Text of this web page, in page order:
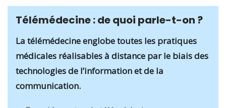
Télémédecine : de quoi parle-t-on ?
La télémédecine englobe toutes les pratiques
médicales réalisables à distance par le biais des
technologies de l’information et de la
communication.